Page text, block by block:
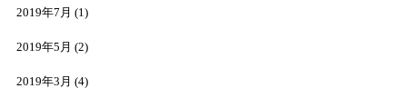
2019年7月 (1)
2019年5月 (2)
2019年3月 (4)